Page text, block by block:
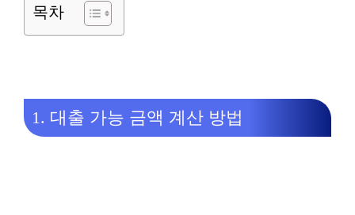
목차
1. 대출 가능 금액 계산 방법